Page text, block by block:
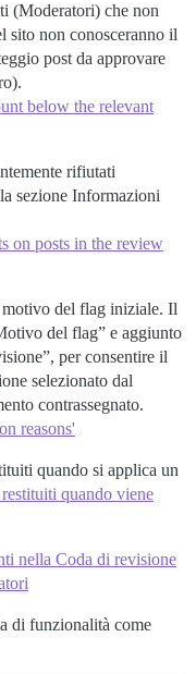
(Moderatori) che non
sito non conosceranno il
post da approvare
below the relevant
rifiutati
sezione Informazioni
on posts in the review
del flag iniziale. Il
del flag” e aggiunto
per consentire il
selezionato dal
contrassegnato.
reasons'
quando si applica un
quando viene
nella Coda di revisione
di funzionalità come